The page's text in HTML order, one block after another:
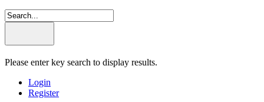
Please enter key search to display results.
Login
Register